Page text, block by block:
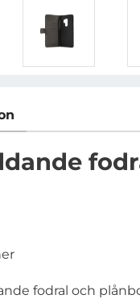
fodral och